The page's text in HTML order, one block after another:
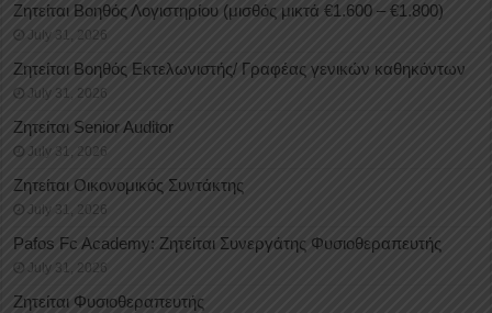
Ζητείται Βοηθός Λογιστηρίου (μισθός μικτά €1.600 – €1.800)
July 31, 2026
Ζητείται Βοηθός Εκτελωνιστής/ Γραφέας γενικών καθηκόντων
July 31, 2026
Ζητείται Senior Auditor
July 31, 2026
Ζητείται Οικονομικός Συντάκτης
July 31, 2026
Pafos Fc Academy: Ζητείται Συνεργάτης Φυσιοθεραπευτής
July 31, 2026
Ζητείται Φυσιοθεραπευτής